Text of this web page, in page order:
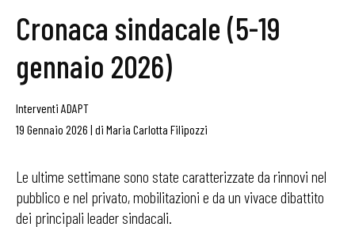
Cronaca sindacale (5-19
gennaio 2026)
Interventi ADAPT
19 Gennaio 2026 | di Maria Carlotta Filipozzi
Le ultime settimane sono state caratterizzate da rinnovi nel
pubblico e nel privato, mobilitazioni e da un vivace dibattito
dei principali leader sindacali.